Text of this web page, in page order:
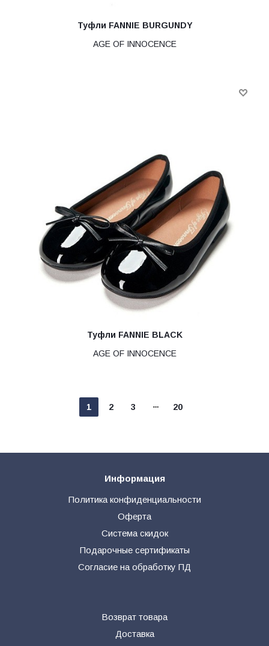
Туфли FANNIE BURGUNDY
AGE OF INNOCENCE
Туфли FANNIE BLACK
AGE OF INNOCENCE
1 2 3 20
Информация
Политика конфиденциальности
Оферта
Система скидок
Подарочные сертификаты
Согласие на обработку ПД
Возврат товара
Доставка